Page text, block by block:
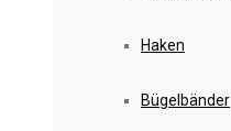
Haken
Bügelbänder